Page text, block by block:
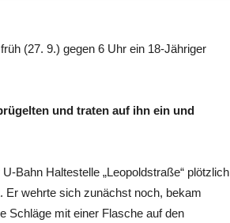
(27. 9.) gegen 6 Uhr ein 18-Jähriger
und traten auf ihn ein und
Bahn Haltestelle „Leopoldstraße“ plötzlich
Er wehrte sich zunächst noch, bekam
Schläge mit einer Flasche auf den